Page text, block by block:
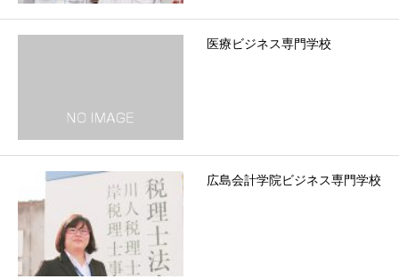
医療ビジネス専門学校
広島会計学院ビジネス専門学校